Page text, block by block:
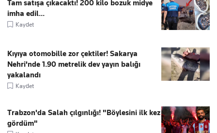
Tam satışa çıkacaktı! 200 kilo bozuk midye
imha edil...
Kaydet
Kıyıya otomobille zor çektiler! Sakarya
Nehri'nde 1.90 metrelik dev yayın balığı
yakalandı
Kaydet
Trabzon'da Salah çılgınlığı! "Böylesini ilk kez
gördüm"